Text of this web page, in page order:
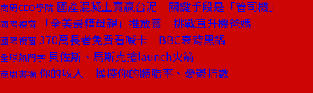
商周CEO學院 國產混凝土賣贏台泥 關鍵手段是「管司機」
國際視窗 「全美最糟母親」推放養 挑戰直升機爸媽
國際視窗 370萬長者免費看喊卡 BBC衰背黑鍋
全球熱門字 貝佐斯、馬斯克搶launch火箭
商周書摘 你的收入 操控你的體脂率、憂鬱指數